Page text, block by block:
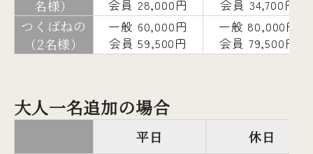
名様）
会員 28,000円
会員 34,700円
つくばねの
（2名様）
一般 60,000円
会員 59,500円
一般 80,000円
会員 79,500円
大人一名追加の場合
平日
休日